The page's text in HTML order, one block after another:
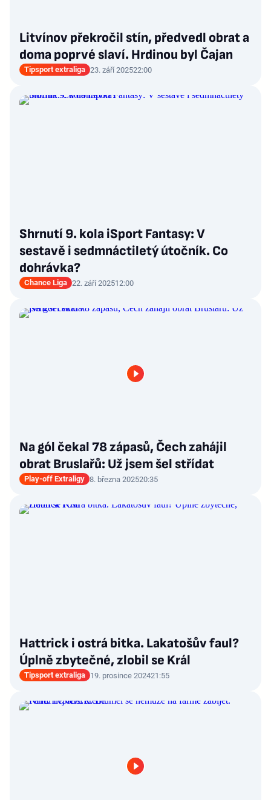
Litvínov překročil stín, předvedl obrat a
doma poprvé slaví. Hrdinou byl Čajan
Tipsport extraliga 23. září 202522:00
Shrnutí 9. kola iSport Fantasy: V
sestavě i sedmnáctiletý útočník. Co
dohrávka?
Chance Liga 22. září 202512:00
Na gól čekal 78 zápasů, Čech zahájil
obrat Bruslařů: Už jsem šel střídat
Play-off Extraligy 8. března 202520:35
Hattrick i ostrá bitka. Lakatošův faul?
Úplně zbytečné, zlobil se Král
Tipsport extraliga 19. prosince 202421:55